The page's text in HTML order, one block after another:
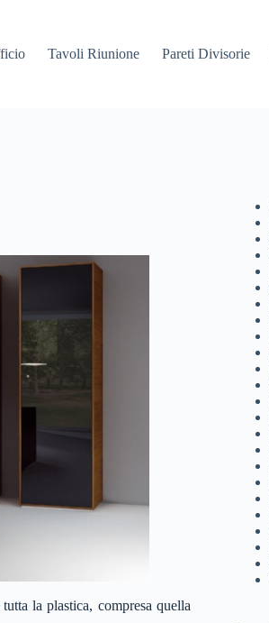
Tavoli Riunione Pareti Divisorie
la plastica, compresa quella